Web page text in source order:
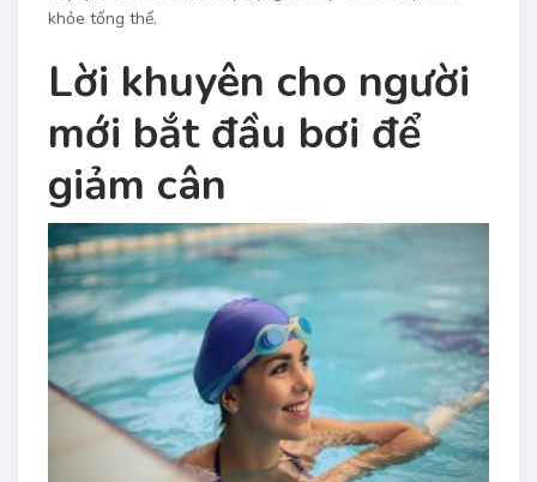
khỏe tổng thể.
Lời khuyên cho người
mới bắt đầu bơi để
giảm cân